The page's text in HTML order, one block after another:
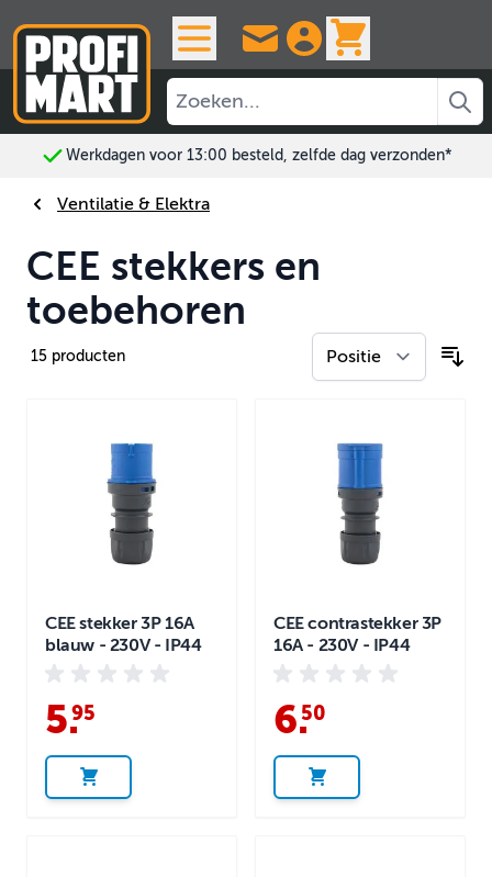
Werkdagen voor 13:00 besteld, zelfde dag verzonden*
Ventilatie & Elektra
CEE stekkers en
toebehoren
15 producten
CEE stekker 3P 16A
blauw - 230V - IP44
5.
95
CEE contrastekker 3P
16A - 230V - IP44
6.
50